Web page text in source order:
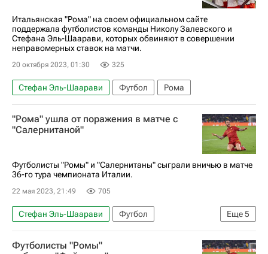
Итальянская "Рома" на своем официальном сайте
поддержала футболистов команды Николу Залевского и
Стефана Эль-Шаарави, которых обвиняют в совершении
неправомерных ставок на матчи.
20 октября 2023, 01:30 325
Стефан Эль-Шаарави Футбол Рома
"Рома" ушла от поражения в матче с
"Салернитаной"
Футболисты "Ромы" и "Салернитаны" сыграли вничью в матче
36-го тура чемпионата Италии.
22 мая 2023, 21:49 705
Еще5
Стефан Эль-Шаарави
Футбол
Салернитана
Рома
Антонио Кандрева
Булайе Диа
Футболисты "Ромы"